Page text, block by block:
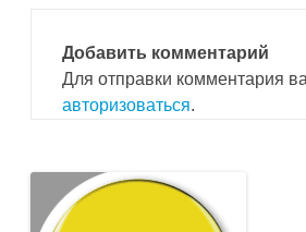
Добавить комментарий
Для отправки комментария
авторизоваться.